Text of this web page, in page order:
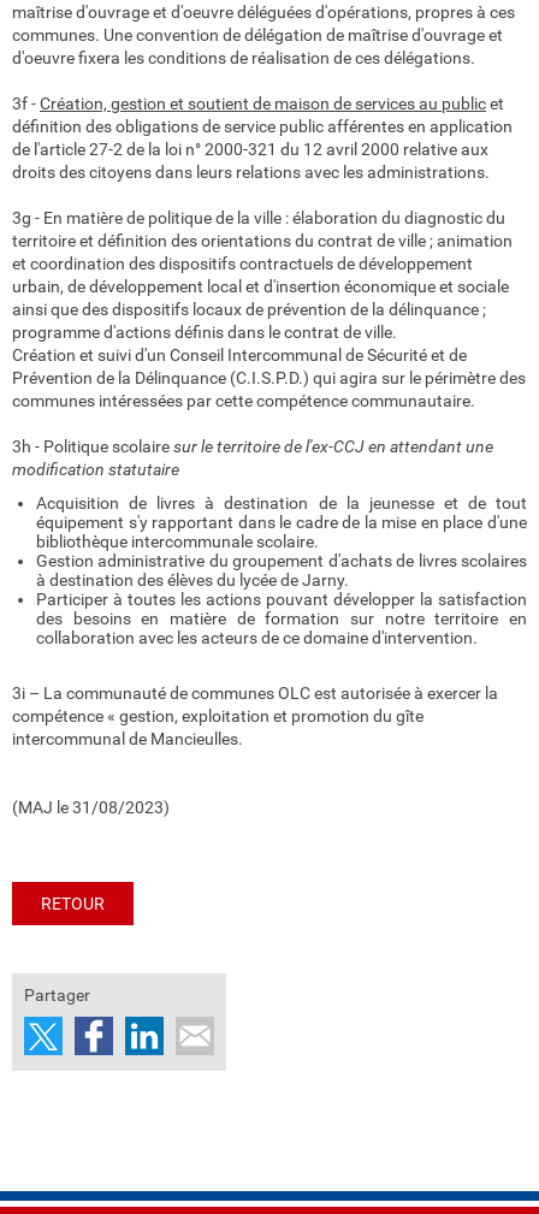
maîtrise d'ouvrage et d'oeuvre déléguées d'opérations, propres à ces
communes. Une convention de délégation de maîtrise d'ouvrage et
d'oeuvre fixera les conditions de réalisation de ces délégations.
3f -Création, gestion et soutient de maison de services au publicet
définition des obligations de service public afférentes en application
de l'article 27-2 de la loi n° 2000-321 du 12 avril 2000 relative aux
droits des citoyens dans leurs relations avec les administrations.
3g - En matière de politique de la ville : élaboration du diagnostic du
territoire et définition des orientations du contrat de ville ; animation
et coordination des dispositifs contractuels de développement
urbain, de développement local et d'insertion économique et sociale
ainsi que des dispositifs locaux de prévention de la délinquance ;
programme d'actions définis dans le contrat de ville.
Création et suivi d'un Conseil Intercommunal de Sécurité et de
Prévention de la Délinquance (C.I.S.P.D.) qui agira sur le périmètre des
communes intéressées par cette compétence communautaire.
3h - Politique scolairesur le territoire de l'ex-CCJ en attendant une
modification statutaire
Acquisition de livres à destination de la jeunesse et de tout
équipement s'y rapportant dans le cadre de la mise en place d'une
bibliothèque intercommunale scolaire.
Gestion administrative du groupement d'achats de livres scolaires
à destination des élèves du lycée de Jarny.
Participer à toutes les actions pouvant développer la satisfaction
des besoins en matière de formation sur notre territoire en
collaboration avec les acteurs de ce domaine d'intervention.
3i – La communauté de communes OLC est autorisée à exercer la
compétence « gestion, exploitation et promotion du gîte
intercommunal de Mancieulles.
(MAJ le 31/08/2023)
RETOUR
Partager